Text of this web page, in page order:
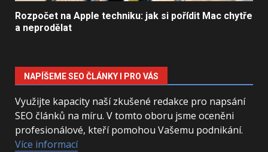
Rozpočet na Apple techniku: jak si pořídit Mac chytře
a neprodělat
NAPÍŠEME SEO ČLÁNKY I PRO VÁS
Využijte kapacity naší zkušené redakce pro napsání
SEO článků na míru. V tomto oboru jsme oceněni
profesionálové, kteří pomohou Vašemu podnikání.
Více informací